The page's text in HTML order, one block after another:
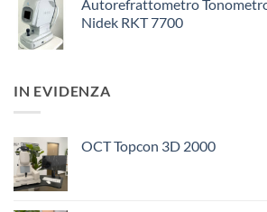
Autorefrattometro
Nidek RKT 7700
IN EVIDENZA
OCT Topcon 3D 2000